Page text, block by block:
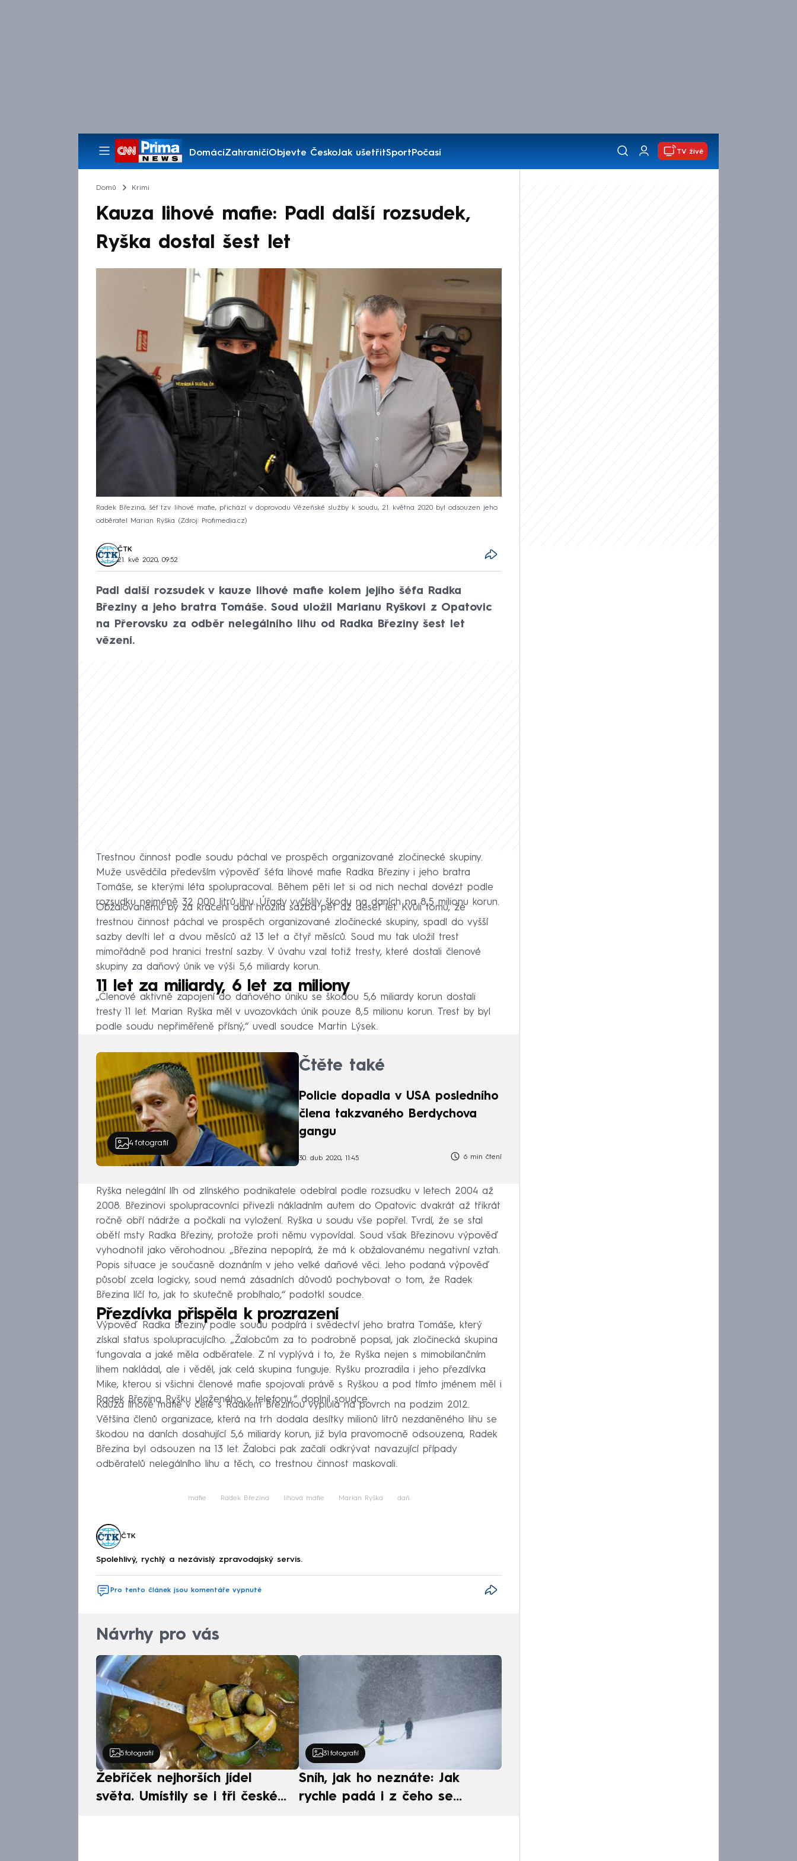
DomácíZahraničíObjevte ČeskoJak ušetřitSportPočasí
Pořady
TV živě
Domů Krimi
Kauza lihové mafie: Padl další rozsudek,
Ryška dostal šest let
Radek Březina, šéf tzv. lihové mafie, přichází v doprovodu Vězeňské služby k soudu, 21. května 2020 byl odsouzen jeho
odběratel Marian Ryška
Zdroj: Profimedia.cz
ČTK
21. kvě 2020, 09:52
Padl další rozsudek v kauze lihové mafie kolem jejího šéfa Radka
Březiny a jeho bratra Tomáše. Soud uložil Marianu Ryškovi z Opatovic
na Přerovsku za odběr nelegálního lihu od Radka Březiny šest let
vězení.
Trestnou činnost podle soudu páchal ve prospěch organizované zločinecké skupiny.
Muže usvědčila především výpověď šéfa lihové mafie Radka Březiny i jeho bratra
Tomáše, se kterými léta spolupracoval. Během pěti let si od nich nechal dovézt podle
rozsudku nejméně 32 000 litrů lihu. Úřady vyčíslily škodu na daních na 8,5 milionu korun.
Obžalovanému by za krácení daní hrozila sazba pět až deset let. Kvůli tomu, že
trestnou činnost páchal ve prospěch organizované zločinecké skupiny, spadl do vyšší
sazby devíti let a dvou měsíců až 13 let a čtyř měsíců. Soud mu tak uložil trest
mimořádně pod hranici trestní sazby. V úvahu vzal totiž tresty, které dostali členové
skupiny za daňový únik ve výši 5,6 miliardy korun.
11 let za miliardy, 6 let za miliony
„Členové aktivně zapojení do daňového úniku se škodou 5,6 miliardy korun dostali
tresty 11 let. Marian Ryška měl v uvozovkách únik pouze 8,5 milionu korun. Trest by byl
podle soudu nepřiměřeně přísný,“ uvedl soudce Martin Lýsek.
4 fotografií
Čtěte také
Policie dopadla v USA posledního
člena takzvaného Berdychova
gangu
30. dub 2020, 11:45 6 min čtení
Ryška nelegální líh od zlínského podnikatele odebíral podle rozsudku v letech 2004 až
2008. Březinovi spolupracovníci přivezli nákladním autem do Opatovic dvakrát až třikrát
ročně obří nádrže a počkali na vyložení. Ryška u soudu vše popřel. Tvrdí, že se stal
obětí msty Radka Březiny, protože proti němu vypovídal. Soud však Březinovu výpověď
vyhodnotil jako věrohodnou. „Březina nepopírá, že má k obžalovanému negativní vztah.
Popis situace je současně doznáním v jeho velké daňové věci. Jeho podaná výpověď
působí zcela logicky, soud nemá zásadních důvodů pochybovat o tom, že Radek
Březina líčí to, jak to skutečně probíhalo,“ podotkl soudce.
Přezdívka přispěla k prozrazení
Výpověď Radka Březiny podle soudu podpírá i svědectví jeho bratra Tomáše, který
získal status spolupracujícího. „Žalobcům za to podrobně popsal, jak zločinecká skupina
fungovala a jaké měla odběratele. Z ní vyplývá i to, že Ryška nejen s mimobilančním
lihem nakládal, ale i věděl, jak celá skupina funguje. Ryšku prozradila i jeho přezdívka
Mike, kterou si všichni členové mafie spojovali právě s Ryškou a pod tímto jménem měl i
Radek Březina Ryšku uloženého v telefonu,“ doplnil soudce.
Kauza lihové mafie v čele s Radkem Březinou vyplula na povrch na podzim 2012.
Většina členů organizace, která na trh dodala desítky milionů litrů nezdaněného lihu se
škodou na daních dosahující 5,6 miliardy korun, již byla pravomocně odsouzena, Radek
Březina byl odsouzen na 13 let. Žalobci pak začali odkrývat navazující případy
odběratelů nelegálního lihu a těch, co trestnou činnost maskovali.
mafie Radek Březina lihová mafie Marian Ryška daň
ČTK
Spolehlivý, rychlý a nezávislý zpravodajský servis.
Pro tento článek jsou komentáře vypnuté
Návrhy pro vás
5 fotografií
Žebříček nejhorších jídel
světa. Umístily se i tři české
31 fotografií
Sníh, jak ho neznáte: Jak
rychle padá i z čeho se